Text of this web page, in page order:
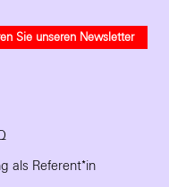
Sie unseren Newsletter
als Referent*in